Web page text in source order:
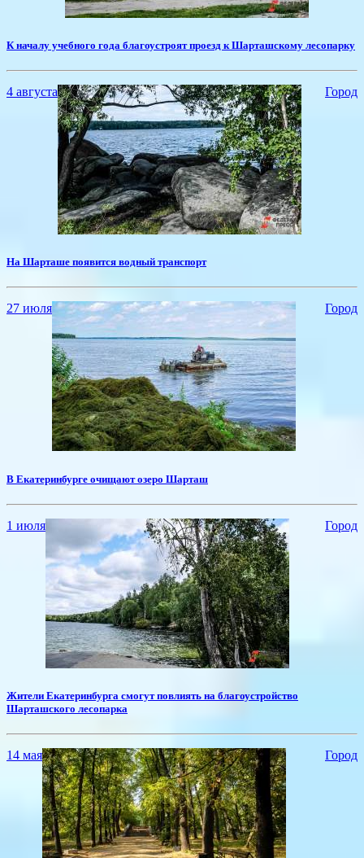
​К началу учебного года благоустроят проезд к Шарташскому лесопарку
4 августа Город
На Шарташе появится водный транспорт
27 июля Город
В Екатеринбурге очищают озеро Шарташ
1 июля Город
​Жители Екатеринбурга смогут повлиять на благоустройство
Шарташского лесопарка
14 мая Город